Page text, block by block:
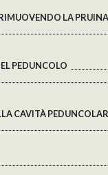
LA PRUINA
PEDUNCOLO
CAVITÀ